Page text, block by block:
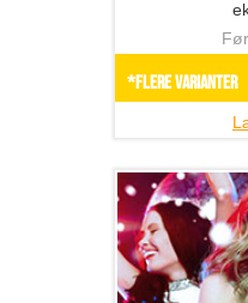
*Flere varianter